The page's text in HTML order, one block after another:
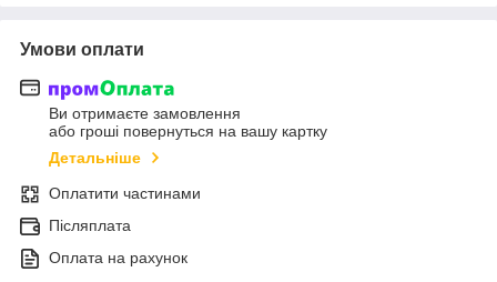
Умови оплати
Ви отримаєте замовлення
або гроші повернуться на вашу картку
Детальніше
Оплатити частинами
Післяплата
Оплата на рахунок